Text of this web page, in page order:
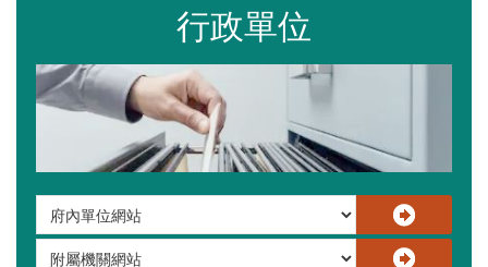
行政單位